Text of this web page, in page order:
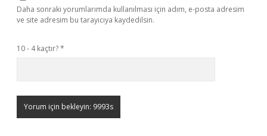
Daha sonraki yorumlarımda kullanılması için adım, e-posta adresim
ve site adresim bu tarayıcıya kaydedilsin.
10 - 4 kaçtır?*